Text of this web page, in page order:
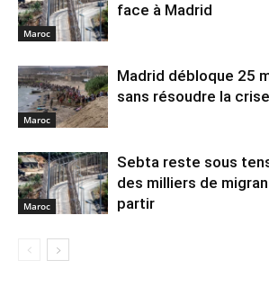
Maroc
face à Madrid
Maroc
Madrid débloque 25
sans résoudre la
Maroc
Sebta reste sous
des milliers de
partir